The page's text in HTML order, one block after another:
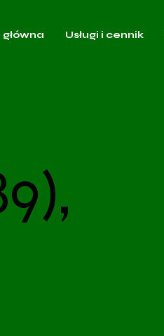
Usługi i cennik